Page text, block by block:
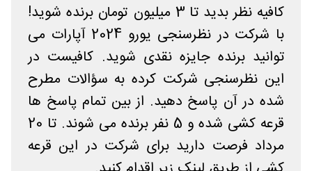
کافیه نظر بدید تا 3 میلیون تومان برنده شوید!
با شرکت در نظرسنجی یورو 2024 آپارات می
توانید برنده جایزه نقدی شوید. کافیست در
این نظرسنجی شرکت کرده به سؤالات مطرح
شده در آن پاسخ دهید. از بین تمام پاسخ ها
قرعه کشی شده و 5 نفر برنده می شوند. تا 20
مرداد فرصت دارید برای شرکت در این قرعه